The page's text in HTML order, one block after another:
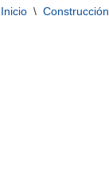
Inicio \